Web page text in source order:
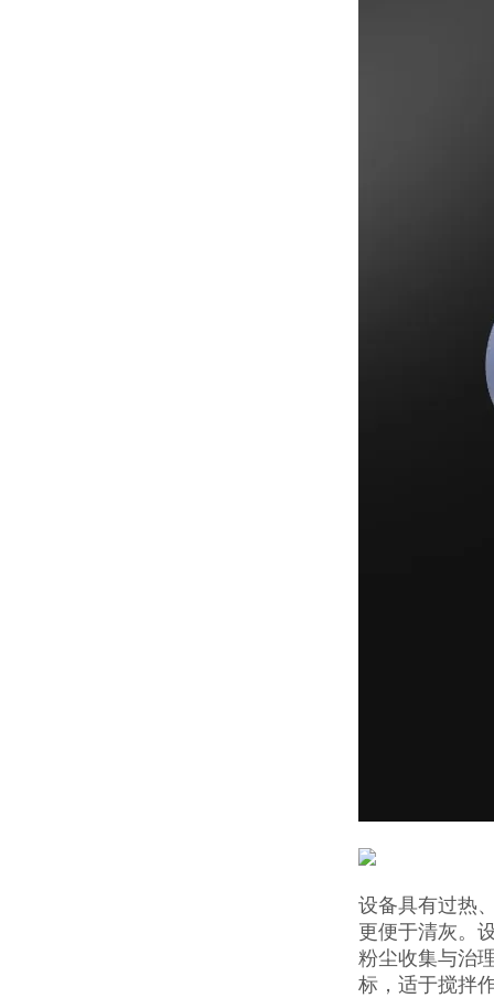
设备具有过热
更便于清灰。
粉尘收集与治
标，适于搅拌